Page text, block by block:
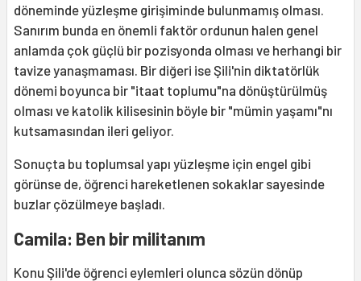
döneminde yüzleşme girişiminde bulunmamış olması.
Sanırım bunda en önemli faktör ordunun halen genel
anlamda çok güçlü bir pozisyonda olması ve herhangi bir
tavize yanaşmaması. Bir diğeri ise Şili'nin diktatörlük
dönemi boyunca bir "itaat toplumu"na dönüştürülmüş
olması ve katolik kilisesinin böyle bir "mümin yaşamı"nı
kutsamasından ileri geliyor.
Sonuçta bu toplumsal yapı yüzleşme için engel gibi
görünse de, öğrenci hareketlenen sokaklar sayesinde
buzlar çözülmeye başladı.
Camila: Ben bir militanım
Konu Şili'de öğrenci eylemleri olunca sözün dönüp